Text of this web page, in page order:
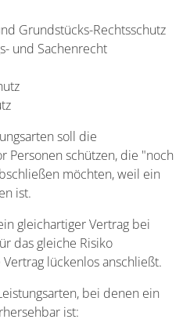
Grundstücks-Rechtsschutz
und Sachenrecht
soll die
Personen schützen, die "noch
möchten, weil ein
ist.
gleichartiger Vertrag bei
das gleiche Risiko
lückenlos anschließt.
bei denen ein
ist: